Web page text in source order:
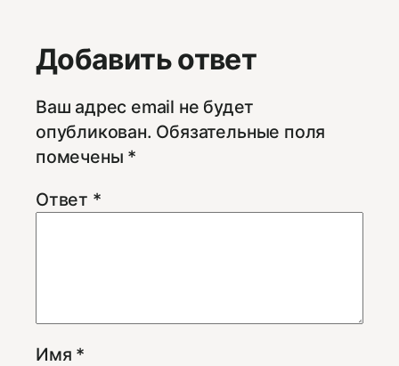
Добавить ответ
Ваш адрес email не будет
опубликован. Обязательные поля
помечены *
Ответ *
Имя *